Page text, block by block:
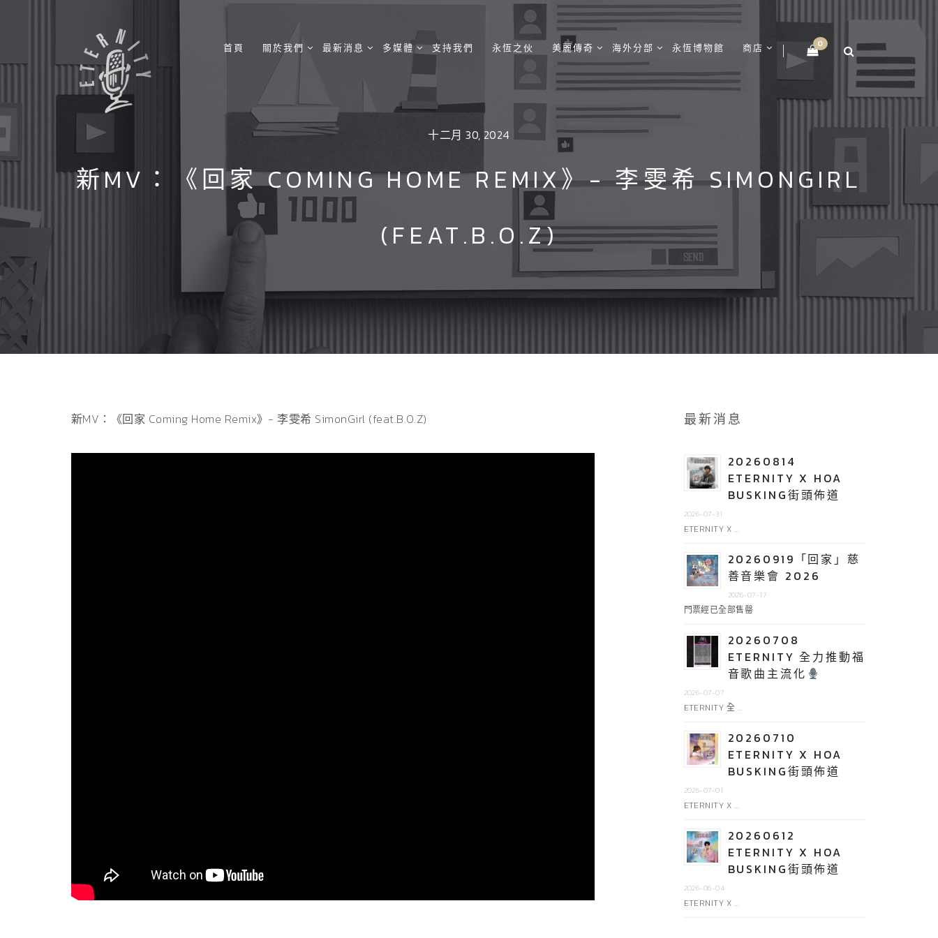
首頁 關於我們 最新消息 多媒體 支持我們 永恆之伙 美麗傳奇 海外分部 永恆博物館 商店 0
十二月 30, 2024
新MV：《回家 COMING HOME REMIX》- 李雯希 SIMONGIRL
(FEAT.B.O.Z)
新MV：《回家 Coming Home Remix》- 李雯希 SimonGirl (feat.B.O.Z) 最新消息
20260814
ETERNITY X HOA
BUSKING街頭佈道
2026-07-31
ETERNITY X …
20260919「回家」慈
善音樂會 2026
2026-07-17
門票經已全部售罄
20260708
ETERNITY 全力推動福
音歌曲主流化
2026-07-07
ETERNITY 全 …
20260710
ETERNITY X HOA
BUSKING街頭佈道
2026-07-01
ETERNITY X …
20260612
ETERNITY X HOA
BUSKING街頭佈道
2026-06-04
ETERNITY X …